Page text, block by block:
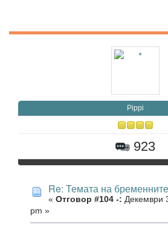
Pippi
923
Re: Темата на
« Отговор #104 -: Декември
pm »